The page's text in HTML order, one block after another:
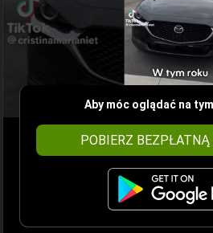
Aby móc oglądać na
POBIERZ